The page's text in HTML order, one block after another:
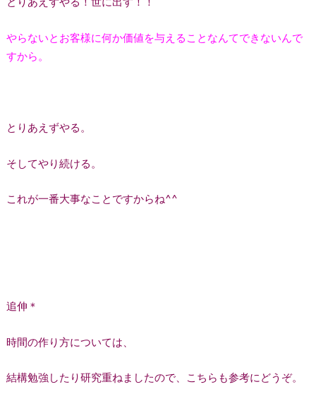
やらないとお客様に何か価値を与えることなんてできないんで
すから。
とりあえずやる。
そしてやり続ける。
これが一番大事なことですからね^^
追伸＊
時間の作り方については、
結構勉強したり研究重ねましたので、こちらも参考にどうぞ。